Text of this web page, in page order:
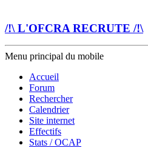
/!\ L'OFCRA RECRUTE /!\
Menu principal du mobile
Accueil
Forum
Rechercher
Calendrier
Site internet
Effectifs
Stats / OCAP